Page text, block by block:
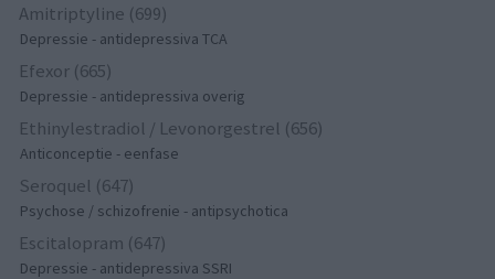
Amitriptyline (699)
Depressie - antidepressiva TCA
Efexor (665)
Depressie - antidepressiva overig
Ethinylestradiol / Levonorgestrel (656)
Anticonceptie - eenfase
Seroquel (647)
Psychose / schizofrenie - antipsychotica
Escitalopram (647)
Depressie - antidepressiva SSRI